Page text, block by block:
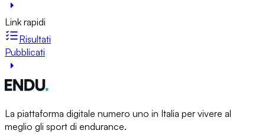
Link rapidi
Risultati
Pubblicati
La piattaforma digitale numero uno in Italia per vivere al
meglio gli sport di endurance.